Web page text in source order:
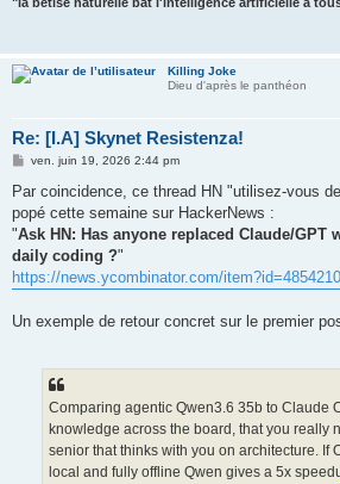
Killing Joke
Dieu d'après le panthéon
Re: [I.A] Skynet Resistenza!
M
s
a
g
ven. juin 19, 2026 2:44 pm
Par coincidence, ce thread HN "utilisez-vous
popé cette semaine sur HackerNews :
"Ask HN: Has anyone replaced Claude/GPT
daily coding ?"
https://news.ycombinator.com/
Un exemple de retour concret sur le premier
Comparing agentic Qwen3.6 35b to Claude
knowledge across the board, that you really
senior that thinks with you on architecture. If
local and fully offline Qwen gives a 5x